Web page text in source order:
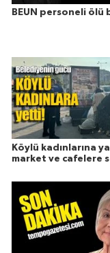
BEUN personeli ölü
Köylü kadınlarına
market ve cafelere